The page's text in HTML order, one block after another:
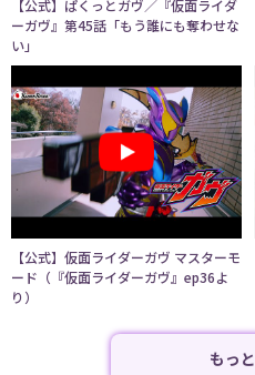
【公式】ぱくっとガヴ／『仮面ライダ
ーガヴ』第45話「もう誰にも奪わせな
い」
【公式】仮面ライダーガヴ マスターモ
ード（『仮面ライダーガヴ』ep36よ
り）
もっ